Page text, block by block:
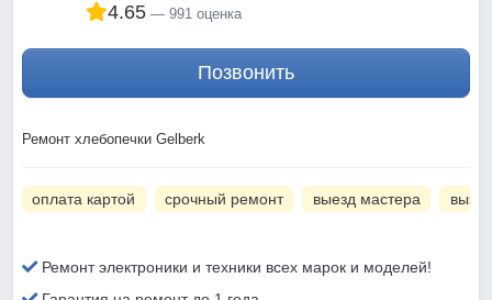
4.65 991 оценка
Позвонить
Ремонт хлебопечки Gelberk
оплата картой срочный ремонт выезд мастера
Ремонт электроники и техники всех марок и моделей!